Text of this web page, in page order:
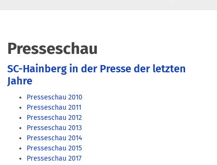
Presseschau
SC-Hainberg in der Presse der letzten
Jahre
Presseschau 2010
Presseschau 2011
Presseschau 2012
Presseschau 2013
Presseschau 2014
Presseschau 2015
Presseschau 2017